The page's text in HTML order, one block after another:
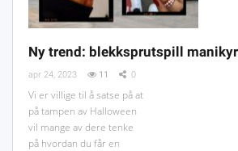
Ny trend: blekksprutspill manikyr
apr 24, 2023 11 0
Vi er villige til å satse på at
på tampen av Halloween
vil mange av dere tenke
på hvordan du får en